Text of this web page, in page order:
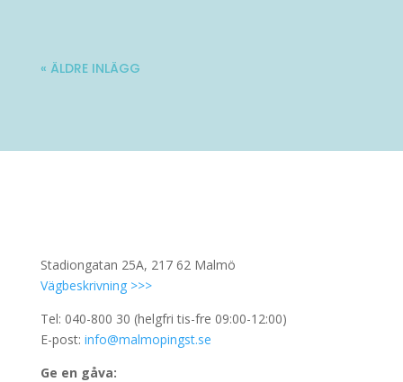
« ÄLDRE INLÄGG
Stadiongatan 25A, 217 62 Malmö
Vägbeskrivning >>>
Tel: 040-800 30 (helgfri tis-fre 09:00-12:00)
E-post: info@malmopingst.se
Ge en gåva: